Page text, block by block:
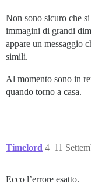
Non sono sicuro che
immagini di grandi
appare un messaggio
simili.
Al momento sono in
quando torno a casa.
Timelord 11
4
Ecco l’errore esatto.